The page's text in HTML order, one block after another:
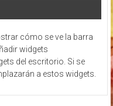
cómo se ve la barra
widgets
del escritorio. Si se
a estos widgets.